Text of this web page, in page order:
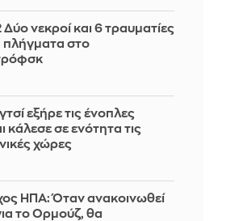
νεκροί και 6 τραυματίες
πλήγματα στο
εξήρε τις ένοπλες
κάλεσε σε ενότητα τις
χώρες
ΗΠΑ: Όταν ανακοινωθεί
το Ορμούζ, θα